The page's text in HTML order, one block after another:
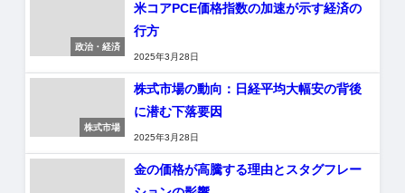
政治・経済
米コアPCE価格指数の加速が示す経済の
行方
2025年3月28日
株式市場
株式市場の動向：日経平均大幅安の背後
に潜む下落要因
2025年3月28日
金の価格が高騰する理由とスタグフレー